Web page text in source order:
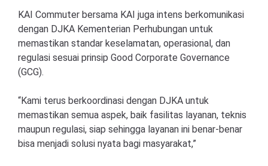
KAI Commuter bersama KAI juga intens berkomunikasi
dengan DJKA Kementerian Perhubungan untuk
memastikan standar keselamatan, operasional, dan
regulasi sesuai prinsip Good Corporate Governance
(GCG).
“Kami terus berkoordinasi dengan DJKA untuk
memastikan semua aspek, baik fasilitas layanan, teknis
maupun regulasi, siap sehingga layanan ini benar-benar
bisa menjadi solusi nyata bagi masyarakat,”